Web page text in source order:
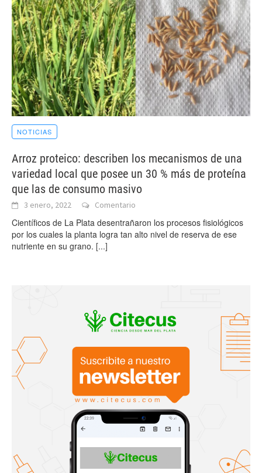
NOTICIAS
Arroz proteico: describen los mecanismos de una
variedad local que posee un 30 % más de proteína
que las de consumo masivo
3 enero, 2022 Comentario
Científicos de La Plata desentrañaron los procesos fisiológicos
por los cuales la planta logra tan alto nivel de reserva de ese
nutriente en su grano. [...]